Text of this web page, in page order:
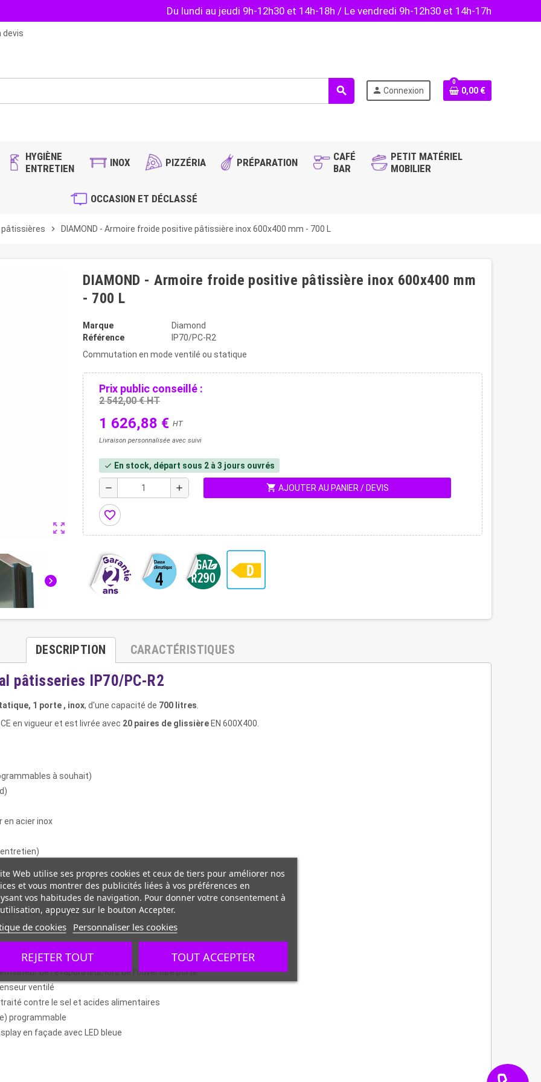
Du lundi au jeudi 9h-12h30 et 14h-18h / Le vendredi 9h-12h30 et 14h-17h
devis
search person Connexion
0
0,00 €
HYGIÈNE
ENTRETIEN
INOX PIZZÉRIA PRÉPARATION
CAFÉ
BAR
PETIT MATÉRIEL
MOBILIER
OCCASION ET DÉCLASSÉ
chevron_right DIAMOND - Armoire froide positive pâtissière inox 600x400 mm - 700 L
zoom_out_map
chevron_right
DIAMOND - Armoire froide positive pâtissière inox 600x400 mm
- 700 L
Marque
Diamond
Référence
IP70/PC-R2
Commutation en mode ventilé ou statique
Prix public conseillé :
2 542,00 € HT
1 626,88 € HT
Livraison personnalisée avec suivi
check En stock, départ sous 2 à 3 jours ouvrés
remove add shopping_cart AJOUTER AU PANIER / DEVIS
favorite_border
DESCRIPTION CARACTÉRISTIQUES
pâtisseries IP70/PC-R2
1 porte , inox, d'une capacité de 700 litres.
en vigueur et est livrée avec 20 paires de glissière EN 600X400.
à souhait)
acier inox
et non saillante)
de l'évaporateur, lors de l'ouverture porte
ventilé
contre le sel et acides alimentaires
programmable
en façade avec LED bleue
Web utilise ses propres cookies et ceux de tiers pour améliorer nos
et vous montrer des publicités liées à vos préférences en
vos habitudes de navigation. Pour donner votre consentement à
appuyez sur le bouton Accepter.
de cookies Personnaliser les cookies
REJETER TOUT TOUT ACCEPTER